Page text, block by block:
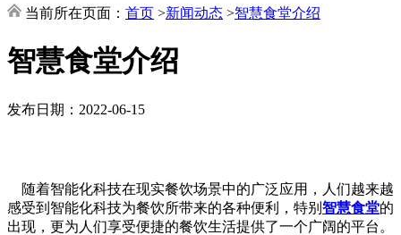
当前所在页面： 首页 >新闻动态 >智慧食堂介绍
智慧食堂介绍
发布日期：2022-06-15
随着智能化科技在现实餐饮场景中的广泛应用，人们越来越
感受到智能化科技为餐饮所带来的各种便利，特别 智慧食堂的
出现，更为人们享受便捷的餐饮生活提供了一个广阔的平台。